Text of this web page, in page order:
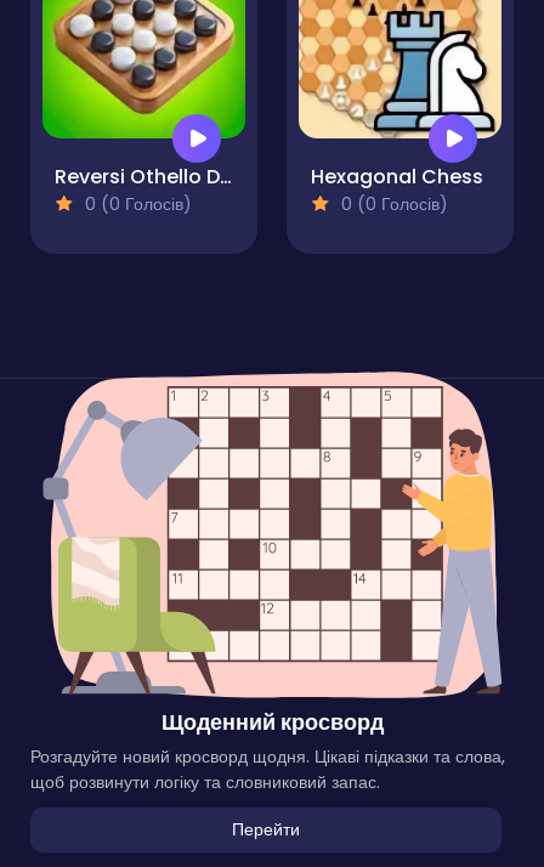
Reversi Othello Duel
0 (0 Голосів)
Hexagonal Chess
0 (0 Голосів)
Щоденний кросворд
Розгадуйте новий кросворд щодня. Цікаві підказки та слова,
щоб розвинути логіку та словниковий запас.
Перейти